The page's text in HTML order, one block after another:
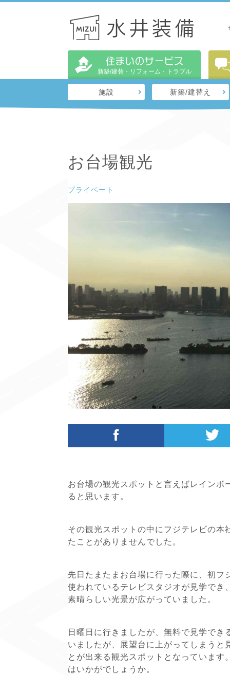
住まいのサービス
新築/建替・リフォーム・トラブル
施設 新築/建替え
お台場観光
プライベート
お台場の観光スポットと言えばレイン
ると思います。
その観光スポットの中にフジテレビの
たことがありませんでした。
先日たまたまお台場に行った際に、初
使われているテレビスタジオが見学で
素晴らしい光景が広がっていました。
日曜日に行きましたが、無料で見学で
いましたが、展望台に上がってしまう
とが出来る観光スポットとなっていま
はいかがでしょうか。